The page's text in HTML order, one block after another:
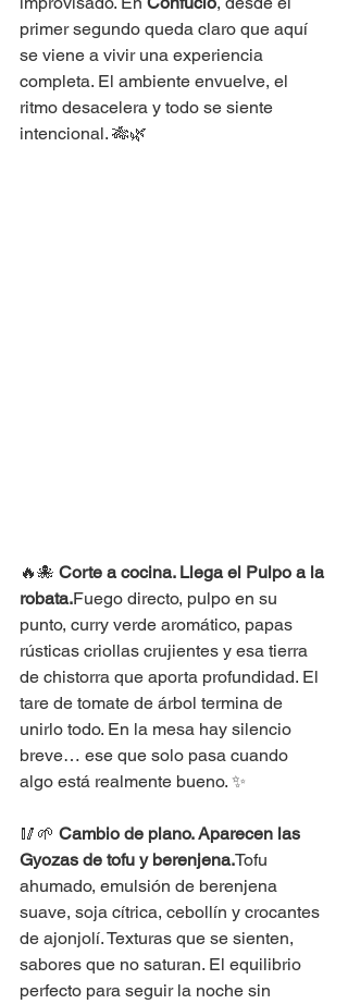
primer segundo queda claro que aquí
se viene a vivir una experiencia
completa. El ambiente envuelve, el
ritmo desacelera y todo se siente
intencional. 🎋🌿
🔥🐙 Corte a cocina. Llega el Pulpo a la
robata.Fuego directo, pulpo en su
punto, curry verde aromático, papas
rústicas criollas crujientes y esa tierra
de chistorra que aporta profundidad. El
tare de tomate de árbol termina de
unirlo todo. En la mesa hay silencio
breve… ese que solo pasa cuando
algo está realmente bueno. ✨
🥢🌱 Cambio de plano. Aparecen las
Gyozas de tofu y berenjena.Tofu
ahumado, emulsión de berenjena
suave, soja cítrica, cebollín y crocantes
de ajonjolí. Texturas que se sienten,
sabores que no saturan. El equilibrio
perfecto para seguir la noche sin